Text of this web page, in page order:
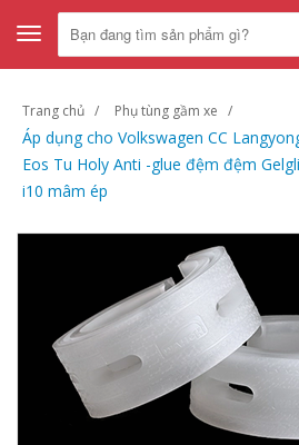
Toggle
navigation
Trang chủ Phụ tùng gầm xe
Áp dụng cho Volkswagen CC
Eos Tu Holy Anti -glue đệm đệm
i10 mâm ép